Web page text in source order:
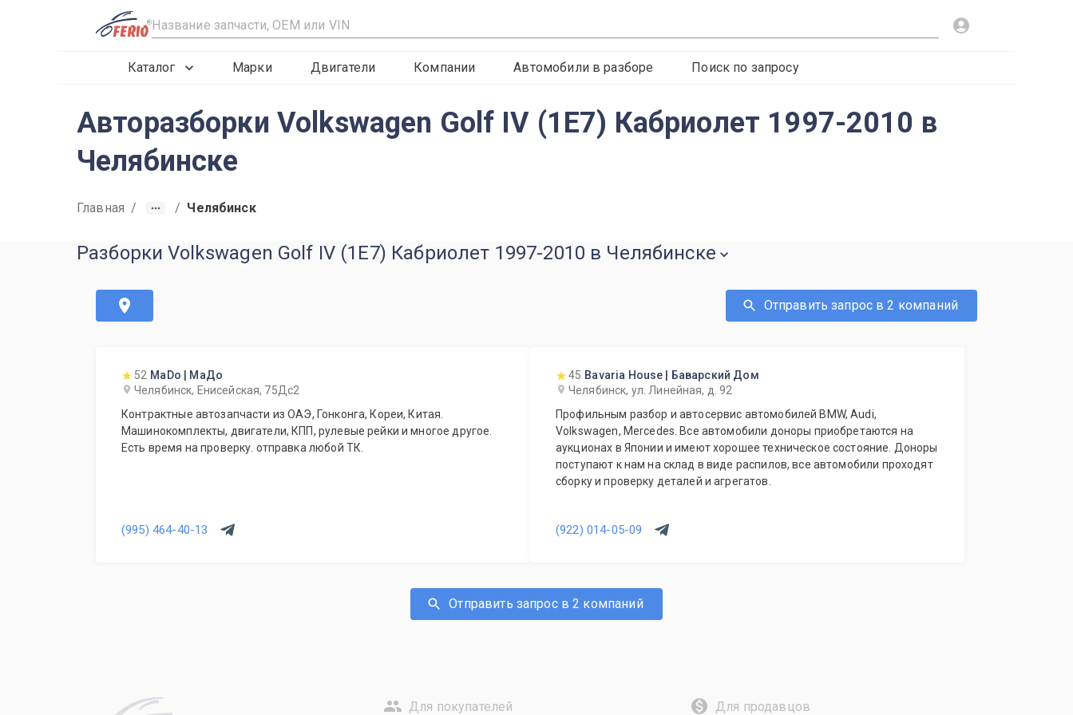
R
Каталог Марки Двигатели Компании Автомобили в разборе Поиск по запросу
Авторазборки Volkswagen Golf IV (1E7) Кабриолет 1997-2010 в
Челябинске
Главная / / Челябинск
Разборки Volkswagen Golf IV (1E7) Кабриолет 1997-2010 в Челябинске
Отправить запрос в 2 компаний
52 MaDo | МаДо
Челябинск, Енисейская, 75Дс2
Контрактные автозапчасти из ОАЭ, Гонконга, Кореи, Китая.
Машинокомплекты, двигатели, КПП, рулевые рейки и многое другое.
Есть время на проверку. отправка любой ТК.
(995) 464-40-13
45 Bavaria House | Баварский Дом
Челябинск, ул. Линейная, д. 92
Профильным разбор и автосервис автомобилей BMW, Audi,
Volkswagen, Mercedes. Все автомобили доноры приобретаются на
аукционах в Японии и имеют хорошее техническое состояние. Доноры
поступают к нам на склад в виде распилов, все автомобили проходят
сборку и проверку деталей и агрегатов.
(922) 014-05-09
Отправить запрос в 2 компаний
Для покупателей Для продавцов